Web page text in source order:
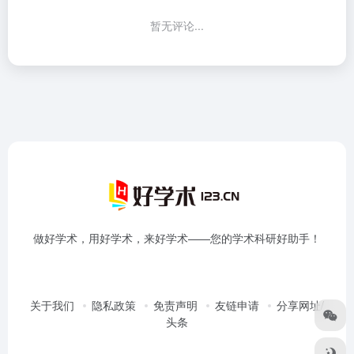
暂无评论...
做好学术，用好学术，来好学术——您的学术科研好助手！
关于我们 隐私政策 免责声明 友链申请
分享网址/
头条